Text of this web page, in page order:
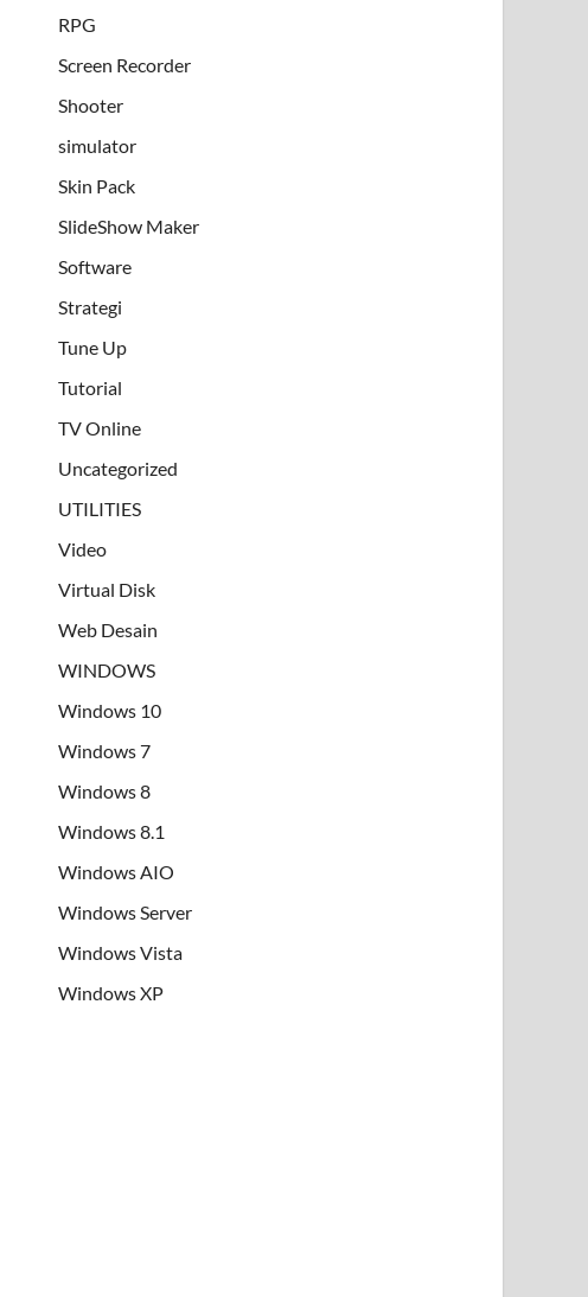
RPG
Screen Recorder
Shooter
simulator
Skin Pack
SlideShow Maker
Software
Strategi
Tune Up
Tutorial
TV Online
Uncategorized
UTILITIES
Video
Virtual Disk
Web Desain
WINDOWS
Windows 10
Windows 7
Windows 8
Windows 8.1
Windows AIO
Windows Server
Windows Vista
Windows XP